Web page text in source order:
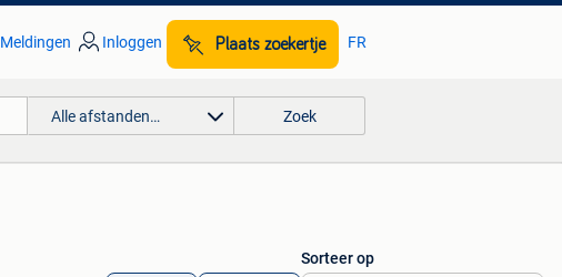
Meldingen Inloggen Plaats zoekertje FR
Alle afstanden… Zoek
Sorteer op